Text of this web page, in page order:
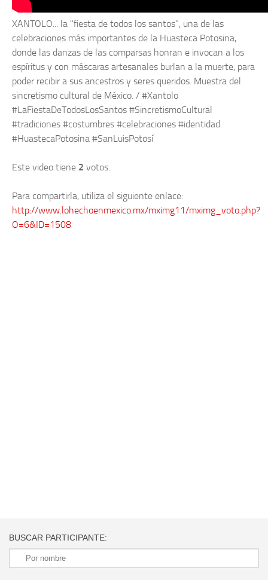
XANTOLO... la "fiesta de todos los santos", una de las
celebraciones más importantes de la Huasteca Potosina,
donde las danzas de las comparsas honran e invocan a los
espíritus y con máscaras artesanales burlan a la muerte, para
poder recibir a sus ancestros y seres queridos. Muestra del
sincretismo cultural de México. / #Xantolo
#LaFiestaDeTodosLosSantos #SincretismoCultural
#tradiciones #costumbres #celebraciones #identidad
#HuastecaPotosina #SanLuisPotosí
Este video tiene 2 votos.
Para compartirla, utiliza el siguiente enlace:
http://www.lohechoenmexico.mx/mximg11/mximg_voto.php?
O=6&ID=1508
BUSCAR PARTICIPANTE: